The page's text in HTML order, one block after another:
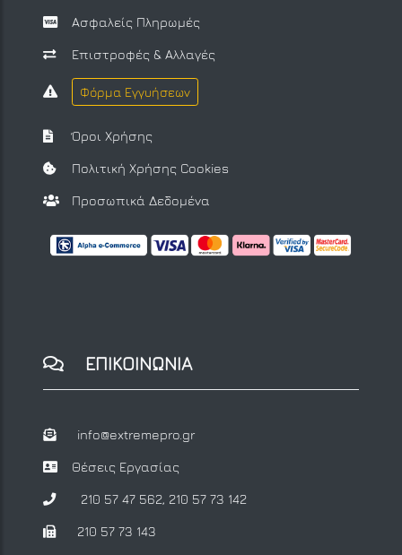
Ασφαλείς Πληρωμές
Επιστροφές & Αλλαγές
Φόρμα Εγγυήσεων
Όροι Χρήσης
Πολιτική Χρήσης Cookies
Προσωπικά Δεδομένα
ΕΠΙΚΟΙΝΩΝΙΑ
info@extremepro.gr
Θέσεις Εργασίας
210 57 47 562, 210 57 73 142
210 57 73 143